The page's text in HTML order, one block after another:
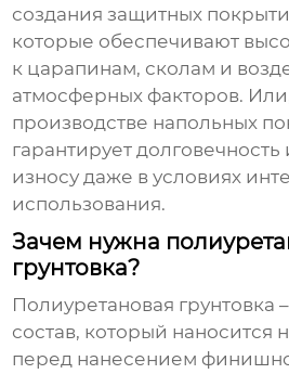
создания защитных
которые обеспечивают
к царапинам, сколам и
атмосферных факторов.
производстве напольных
гарантирует долговечность
износу даже в условиях
использования.
Зачем нужна
грунтовка?
Полиуретановая грунтовка
состав, который наносится
перед нанесением